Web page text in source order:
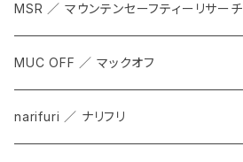
MSR ／ マウンテンセーフティーリサーチ
MUC OFF ／ マックオフ
narifuri ／ ナリフリ